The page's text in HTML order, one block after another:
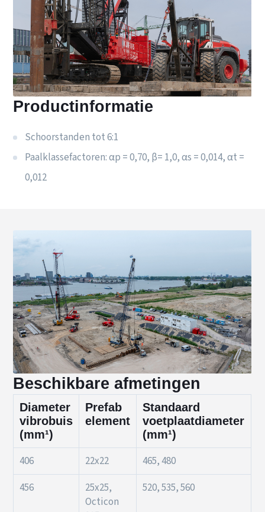
Productinformatie
Schoorstanden tot 6:1
Paalklassefactoren: αp = 0,70, β= 1,0, αs = 0,014, αt =
0,012
Beschikbare afmetingen
Diameter
vibrobuis
(mm¹)
Prefab
element
Standaard
voetplaatdiameter
(mm¹)
406 22x22
465, 480
456
25x25,
Octicon
520, 535, 560